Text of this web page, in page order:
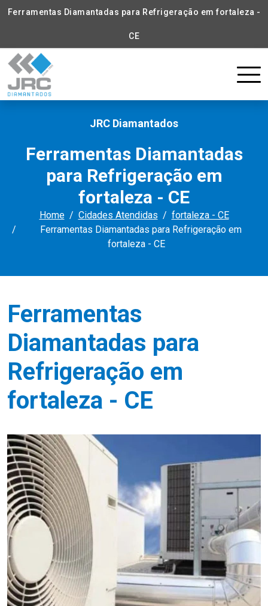
Ferramentas Diamantadas para Refrigeração em fortaleza -
CE
JRC Diamantados
Ferramentas Diamantadas
para Refrigeração em
fortaleza - CE
Home Cidades Atendidas
fortaleza - CE
Ferramentas Diamantadas para Refrigeração em
fortaleza - CE
Ferramentas
Diamantadas para
Refrigeração em
fortaleza - CE